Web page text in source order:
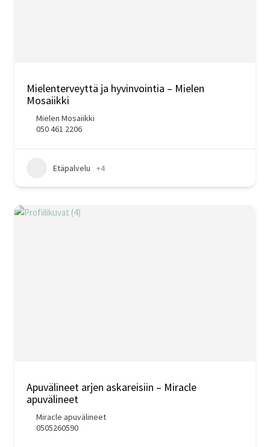
Mielenterveyttä ja hyvinvointia – Mielen
Mosaiikki
Mielen Mosaiikki
050 461 2206
Etäpalvelu +4
Apuvälineet arjen askareisiin – Miracle
apuvälineet
Miracle apuvälineet
0505260590